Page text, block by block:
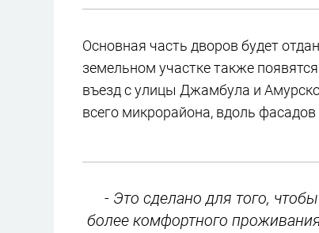
Основная часть дворов будет
земельном участке также
въезд с улицы Джамбула и
всего микрорайона, вдоль
- Это сделано для того,
более комфортного